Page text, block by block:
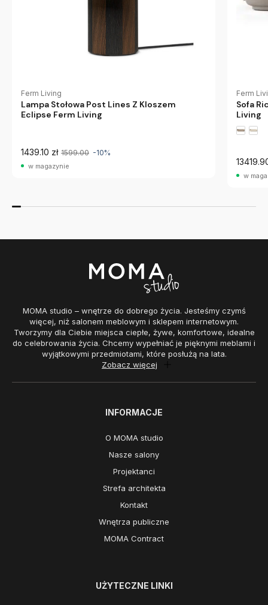
Ferm Living
Lampa Stołowa Post Lines Z Kloszem
Eclipse Ferm Living
1439.10 zł 1599.00 -10%
w magazynie
Ferm
Sofa
Living
w
MOMA studio – wnętrze do dobrego życia. Jesteśmy czymś
więcej, niż salonem meblowym i sklepem internetowym.
Tworzymy dla Ciebie miejsca ciepłe, żywe, komfortowe, idealne
do celebrowania życia. Chcemy wypełniać je pięknymi meblami i
wyjątkowymi przedmiotami, które posłużą na lata.
Zobacz więcej
INFORMACJE
O MOMA studio
Nasze salony
Projektanci
Strefa architekta
Kontakt
Wnętrza publiczne
MOMA Contract
UŻYTECZNE LINKI